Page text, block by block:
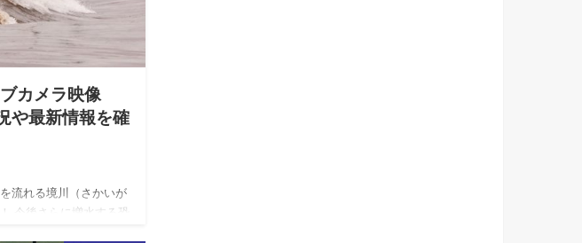
カメラ映像
や最新情報を確
流れる境川（さかいが
今後さらに増水する恐